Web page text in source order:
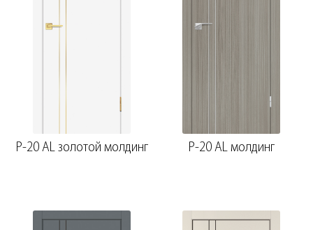
P-20 AL золотой молдинг P-20 AL молдинг